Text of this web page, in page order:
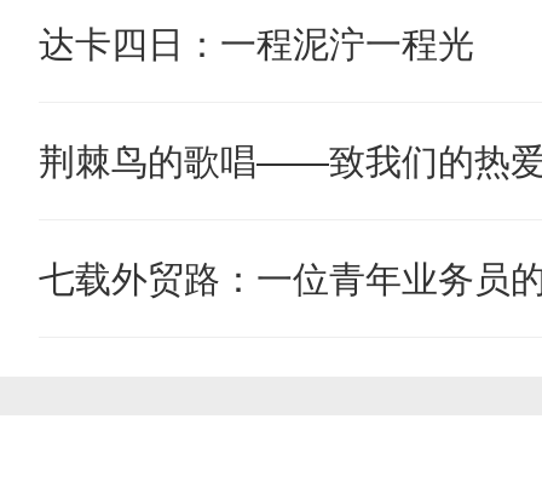
达卡四日：一程泥泞一程光
荆棘鸟的歌唱——致我们的热
七载外贸路：一位青年业务员